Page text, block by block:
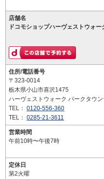
店舗名
ドコモショップハーヴェストウォー
住所/電話番号
〒323-0014
栃木県小山市喜沢1475
ハーヴェストウォーク パークタウ
TEL： 0120-556-360
TEL： 0285-21-3611
営業時間
午前10時〜午後7時
定休日
第2火曜